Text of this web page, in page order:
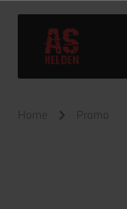
Home Promo